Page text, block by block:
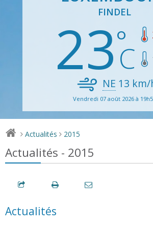
FINDEL
23
NE 13 km/
Vendredi 07 août 2026 à
> Actualités > 2015
Actualités - 2015
Actualités